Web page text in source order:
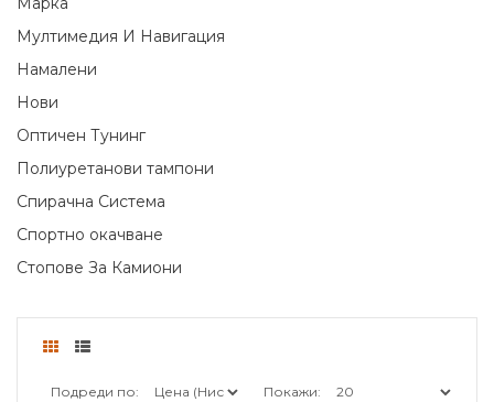
Мултимедия И Навигация
Намалени
Нови
Оптичен Тунинг
Полиуретанови тампони
Спирачна Система
Спортно окачване
Стопове За Камиони
Подреди по: Покажи: